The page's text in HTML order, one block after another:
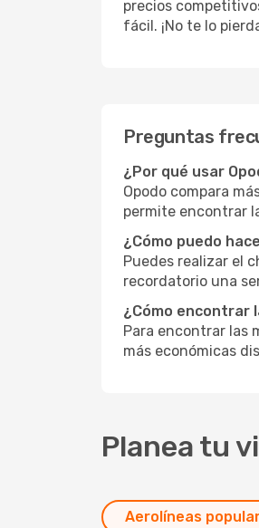
precios
fácil. ¡No te lo
Preguntas
¿Por qué usar
Opodo compara
permite encontrar
¿Cómo puedo
Puedes realizar el
recordatorio una
¿Cómo encontrar
Para encontrar las
más económicas
Planea tu
Aerolíneas